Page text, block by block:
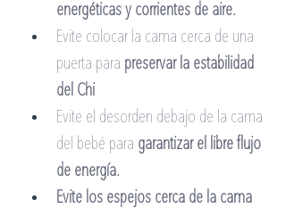
energéticas y corrientes de aire.
Evite colocar la cama cerca de una
puerta para preservar la estabilidad
del Chi
Evite el desorden debajo de la cama
del bebé para garantizar el libre flujo
de energía.
Evite los espejos cerca de la cama